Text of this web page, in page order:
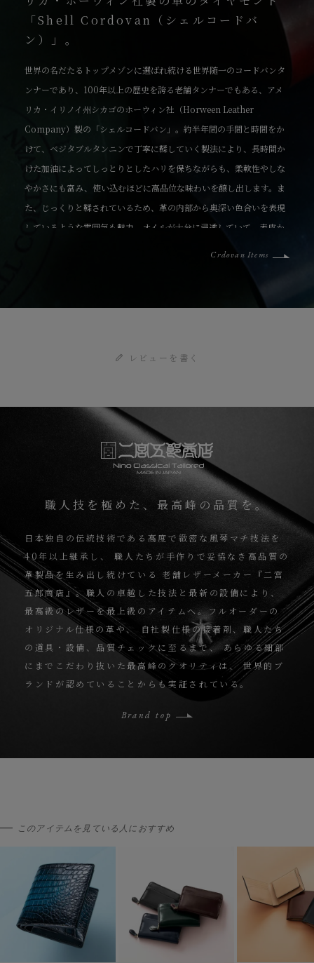
「Shell Cordovan（シェルコードバ
ン）」。
世界の名だたるトップメゾンに選ばれ続ける世界随一のコードバンタ
ンナーであり、100年以上の歴史を誇る老舗タンナーでもある、アメ
リカ・イリノイ州シカゴのホーウィン社（Horween Leather
Company）製の「シェルコードバン」。約半年間の手間と時間をか
けて、ベジタブルタンニンで丁寧に鞣していく製法により、長時間か
けた加油によってしっとりとしたハリを保ちながらも、柔軟性やしな
やかさにも富み、使い込むほどに高品位な味わいを醸し出します。ま
た、じっくりと鞣されているため、革の内部から奥深い色合いを表現
しているような雰囲気も魅力。オイルが十分に浸透していて、表皮か
ピンホールと呼ばれる毛穴・毛細血管の形跡が残ることがあります
ような表面はもちろん、製造した証となるロゴスタンプが一枚革に1
が、使い込んでいくと次第に艶やかに経年変化していくのも特長的で
Crdovan Items
レビューを書く
職人技を極めた、最高峰の品質を。
日本独自の伝統技術である高度で緻密な風琴マチ技法を
40年以上継承し、
職人たちが手作りで妥協なき高品質の
革製品を生み出し続けている
老舗レザーメーカー『二宮
五郎商店』。職人の卓越した技法と最新の設備により、
最高級のレザーを最上級のアイテムへ。フルオーダーの
オリジナル仕様の革や、
自社製仕様の接着剤、職人たち
の道具・設備、品質チェックに至るまで、
あらゆる細部
にまでこだわり抜いた最高峰のクオリティは、世界的ブ
ランドが認めていることからも実証されている。
Brand top
このアイテムを見ている人におすすめ